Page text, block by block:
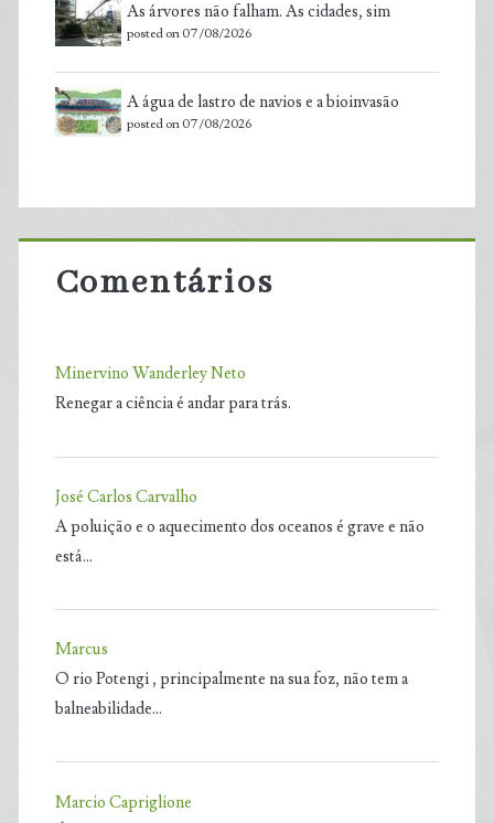
As árvores não falham. As cidades, sim
posted on 07/08/2026
A água de lastro de navios e a bioinvasão
posted on 07/08/2026
Comentários
Minervino Wanderley Neto
Renegar a ciência é andar para trás.
José Carlos Carvalho
A poluição e o aquecimento dos oceanos é grave e não
está…
Marcus
O rio Potengi , principalmente na sua foz, não tem a
balneabilidade…
Marcio Capriglione